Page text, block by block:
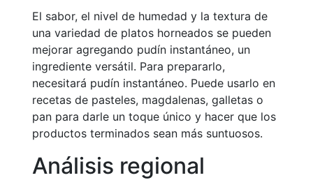
El sabor, el nivel de humedad y la textura de
una variedad de platos horneados se pueden
mejorar agregando pudín instantáneo, un
ingrediente versátil. Para prepararlo,
necesitará pudín instantáneo. Puede usarlo en
recetas de pasteles, magdalenas, galletas o
pan para darle un toque único y hacer que los
productos terminados sean más suntuosos.
Análisis regional